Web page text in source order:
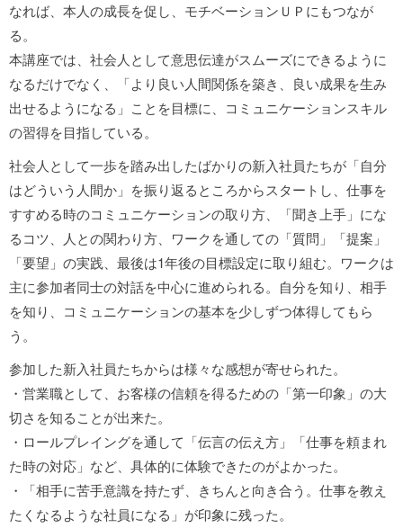
なれば、本人の成長を促し、モチベーションＵＰにもつなが
る。
本講座では、社会人として意思伝達がスムーズにできるように
なるだけでなく、「より良い人間関係を築き、良い成果を生み
出せるようになる」ことを目標に、コミュニケーションスキル
の習得を目指している。
社会人として一歩を踏み出したばかりの新入社員たちが「自分
はどういう人間か」を振り返るところからスタートし、仕事を
すすめる時のコミュニケーションの取り方、「聞き上手」にな
るコツ、人との関わり方、ワークを通しての「質問」「提案」
「要望」の実践、最後は1年後の目標設定に取り組む。ワークは
主に参加者同士の対話を中心に進められる。自分を知り、相手
を知り、コミュニケーションの基本を少しずつ体得してもら
う。
参加した新入社員たちからは様々な感想が寄せられた。
・営業職として、お客様の信頼を得るための「第一印象」の大
切さを知ることが出来た。
・ロールプレイングを通して「伝言の伝え方」「仕事を頼まれ
た時の対応」など、具体的に体験できたのがよかった。
・「相手に苦手意識を持たず、きちんと向き合う。仕事を教え
たくなるような社員になる」が印象に残った。